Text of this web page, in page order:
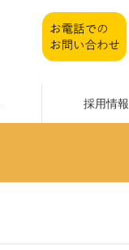
採用情報